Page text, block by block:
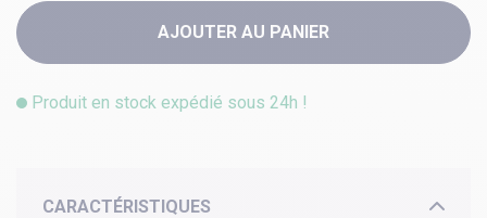
AJOUTER AU PANIER
Produit en stock expédié sous 24h !
CARACTÉRISTIQUES